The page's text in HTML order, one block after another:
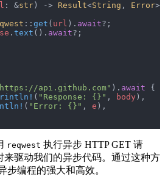
: &str ) -> Result<String , Error>
:: get ( url ). await?;
. text (). await?;
api.github.com" ). await {
( "Response: {}" , body ),
( "Error: {}" , e ),
reqwest 执行异步 HTTP GET 请
来驱动我们的异步代码。通过这种方
步编程的强大和高效。